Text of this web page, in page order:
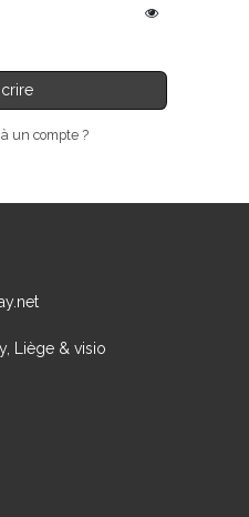
un compte ?
Liège & visio